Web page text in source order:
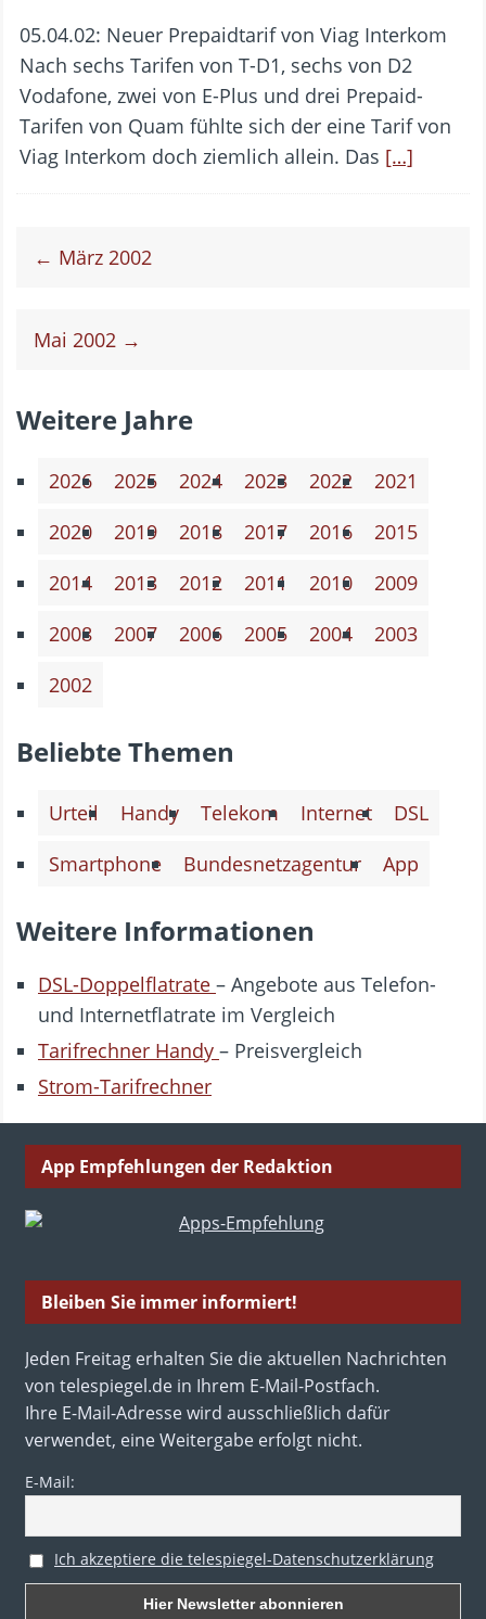
05.04.02: Neuer Prepaidtarif von Viag Interkom
Nach sechs Tarifen von T-D1, sechs von D2
Vodafone, zwei von E-Plus und drei Prepaid-
Tarifen von Quam fühlte sich der eine Tarif von
Viag Interkom doch ziemlich allein. Das […]
← März 2002
Mai 2002 →
Weitere Jahre
2026 2025 2024 2023 2022
2021
2020
2019 2018 2017 2016
2015
2014
2013 2012 2011 2010
2009
2008
2007 2006 2005 2004
2003
2002
Beliebte Themen
Urteil Handy Telekom Internet
DSL
Smartphone
Bundesnetzagentur App
Weitere Informationen
DSL-Doppelflatrate – Angebote aus Telefon-
und Internetflatrate im Vergleich
Tarifrechner Handy – Preisvergleich
Strom-Tarifrechner
App Empfehlungen der Redaktion
Bleiben Sie immer informiert!
Jeden Freitag erhalten Sie die aktuellen Nachrichten
von telespiegel.de in Ihrem E-Mail-Postfach.
Ihre E-Mail-Adresse wird ausschließlich dafür
verwendet, eine Weitergabe erfolgt nicht.
E-Mail:
Ich akzeptiere die telespiegel-Datenschutzerklärung